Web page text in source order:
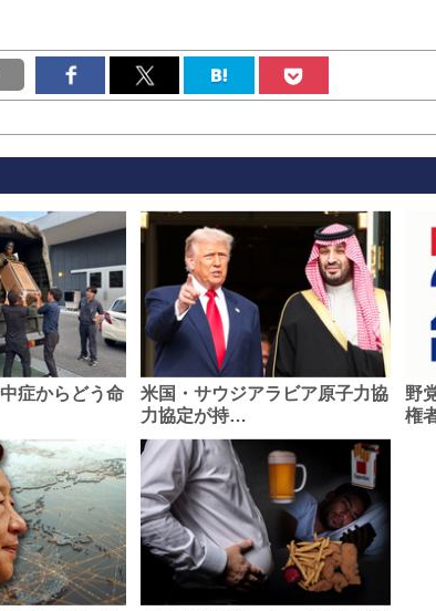
症からどう命
米国・サウジアラビア原子力協
力協定が持…
野
権